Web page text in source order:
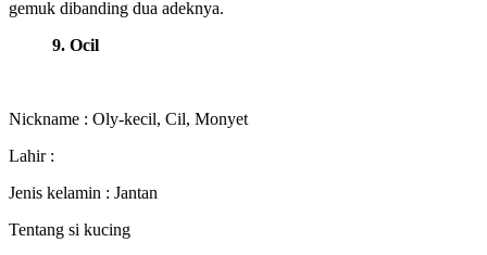
gemuk dibanding dua adeknya.
9. Ocil
Nickname : Oly-kecil, Cil, Monyet
Lahir :
Jenis kelamin : Jantan
Tentang si kucing